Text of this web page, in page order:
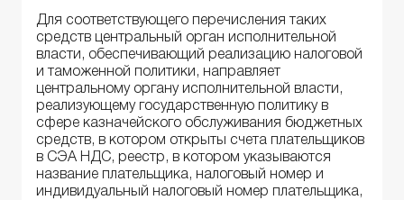
Для соответствующего перечисления таких
средств центральный орган исполнительной
власти, обеспечивающий реализацию налоговой
и таможенной политики, направляет
центральному органу исполнительной власти,
реализующему государственную политику в
сфере казначейского обслуживания бюджетных
средств, в котором открыты счета плательщиков
в СЭА НДС, реестр, в котором указываются
название плательщика, налоговый номер и
индивидуальный налоговый номер плательщика,